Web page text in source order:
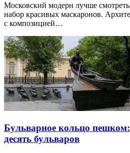
Московский модерн лучше смотреть
набор красивых маскаронов.
с композицией…
Бульварное кольцо
десять бульваров